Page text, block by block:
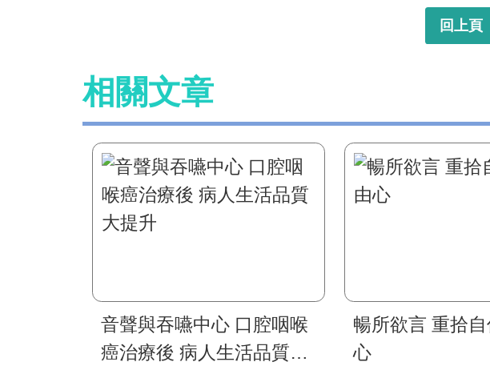
回上頁
相關文章
音聲與吞嚥中心 口腔咽喉
癌治療後 病人生活品質大
暢所欲言 重拾
心